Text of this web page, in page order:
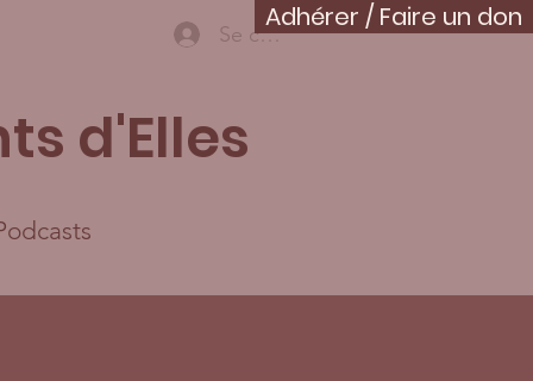
Adhérer / Faire un don
Se connecter
d'Elles